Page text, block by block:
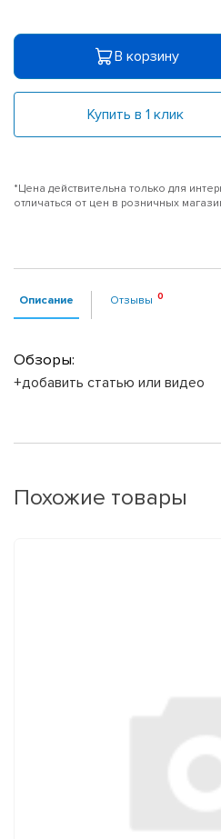
В корзину
Купить в 1 клик
*Цена действительна только для
отличаться от цен в розничных
Описание Отзывы
Обзоры:
+добавить статью или видео
Похожие товары